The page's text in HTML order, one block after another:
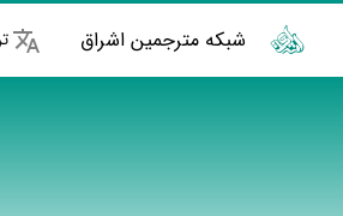
شبکه مترجمین اشراق